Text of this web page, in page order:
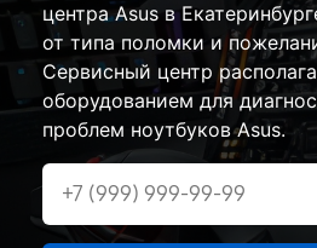
центра Asus в
от типа поломки и
Сервисный центр
оборудованием для
проблем ноутбуков Asus.